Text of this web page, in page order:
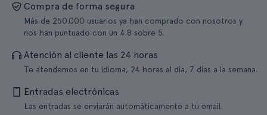
Compra de forma segura
Más de 250.000 usuarios ya han comprado con nosotros y
nos han puntuado con un 4.8 sobre 5.
Atención al cliente las 24 horas
Te atendemos en tu idioma, 24 horas al día, 7 días a la semana.
Entradas electrónicas
Las entradas se enviarán automáticamente a tu email.